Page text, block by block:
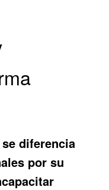
se diferencia
por su